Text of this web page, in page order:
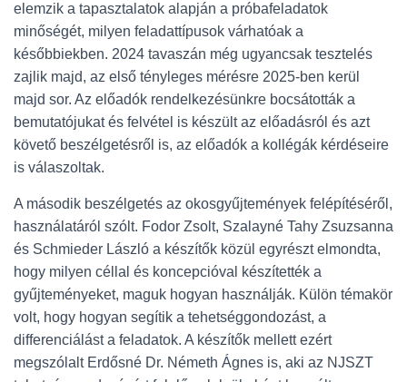
elemzik a tapasztalatok alapján a próbafeladatok
minőségét, milyen feladattípusok várhatóak a
későbbiekben. 2024 tavaszán még ugyancsak tesztelés
zajlik majd, az első tényleges mérésre 2025-ben kerül
majd sor. Az előadók rendelkezésünkre bocsátották a
bemutatójukat és felvétel is készült az előadásról és azt
követő beszélgetésről is, az előadók a kollégák kérdéseire
is válaszoltak.
A második beszélgetés az okosgyűjtemények felépítéséről,
használatáról szólt. Fodor Zsolt, Szalayné Tahy Zsuzsanna
és Schmieder László a készítők közül egyrészt elmondta,
hogy milyen céllal és koncepcióval készítették a
gyűjteményeket, maguk hogyan használják. Külön témakör
volt, hogy hogyan segítik a tehetséggondozást, a
differenciálást a feladatok. A készítők mellett ezért
megszólalt Erdősné Dr. Németh Ágnes is, aki az NJSZT